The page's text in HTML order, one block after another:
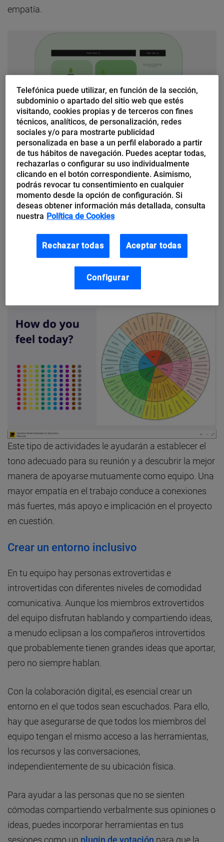
empatía.
Es posible que quieras empezar una reunión
preguntando a los participantes cómo se sienten.
Puedes hacerlo verbalmente o con actividades
prácticas y visuales como las que se indican a
Puedes hacer una simplecomprobación del estado
del equipo o profundizar (pero mantener el
anonimato) con unarueda de emociones
Este tipo de actividades le ayudarán a establecer el
tono adecuado para su reunión y a descubrir la mejor
manera de apoyarse mutuamente como equipo. Una
mayor empatía en el trabajo conduce a conexiones
más fuertes, más apoyo e implicación en el proyecto
en cuestión.
Crear un entorno inclusivo
En tu equipo hay personas extrovertidas e
introvertidas con diferentes niveles de comodidad
comunicativa. Aunque los miembros extrovertidos
del equipo disfrutan hablando y compartiendo ideas,
a menudo eclipsan a los compañeros introvertidos
que probablemente tienen grandes ideas que aportar,
pero no siempre hablan.
Con la colaboración digital, es esencial crear un
entorno en el que todos sean escuchados. Para ello,
hay que asegurarse de que todos los miembros del
equipo tengan el mismo acceso a las herramientas,
los recursos y las conversaciones,
independientemente de su ubicación física.
Para ayudar a las personas que no se sienten
cómodas compartiendo verbalmente sus opiniones o
ideas, puedes incorporar herramientas en tus
sesiones como un plugin de votación para que la
Telefónica puede utilizar, en función de la sección,
subdominio o apartado del sitio web que estés
visitando, cookies propias y de terceros con fines
técnicos, analíticos, de personalización, redes
sociales y/o para mostrarte publicidad
personalizada en base a un perfil elaborado a partir
de tus hábitos de navegación. Puedes aceptar todas,
rechazarlas o configurar su uso individualmente
clicando en el botón correspondiente. Asimismo,
podrás revocar tu consentimiento en cualquier
momento desde la opción de configuración. Si
deseas obtener información más detallada, consulta
nuestra Política de Cookies
Rechazar todas Aceptar todas
Configurar